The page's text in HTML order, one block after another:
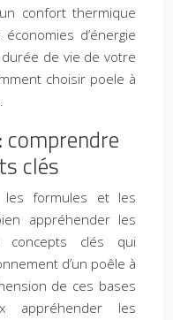
confort thermique
d’énergie
de vie de votre
choisir poele à
comprendre
clés
les formules et les
appréhender les
clés qui
d’un poêle à
de ces bases
appréhender les